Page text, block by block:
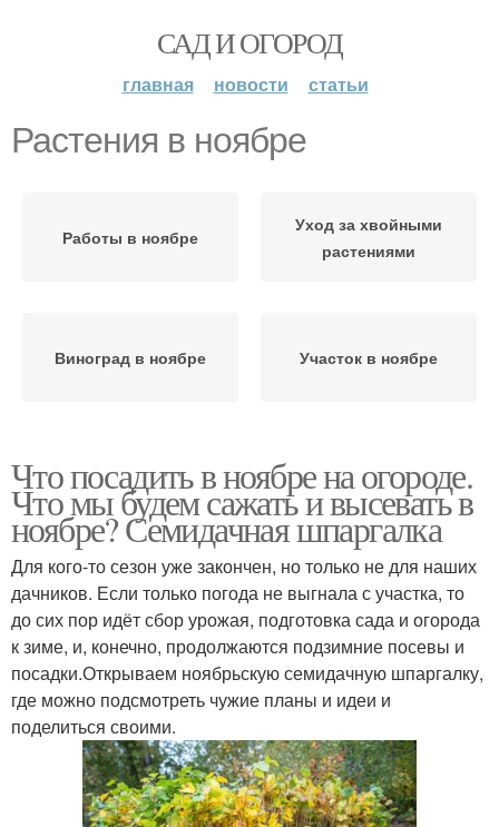
САД И ОГОРОД
главная новости статьи
Растения в ноябре
Работы в ноябре
Уход за хвойными
растениями
Виноград в ноябре Участок в ноябре
Что посадить в ноябре на огороде.
Что мы будем сажать и высевать в
ноябре? Семидачная шпаргалка
Для кого-то сезон уже закончен, но только не для наших
дачников. Если только погода не выгнала с участка, то
до сих пор идёт сбор урожая, подготовка сада и огорода
к зиме, и, конечно, продолжаются подзимние посевы и
посадки.Открываем ноябрьскую семидачную шпаргалку,
где можно подсмотреть чужие планы и идеи и
поделиться своими.